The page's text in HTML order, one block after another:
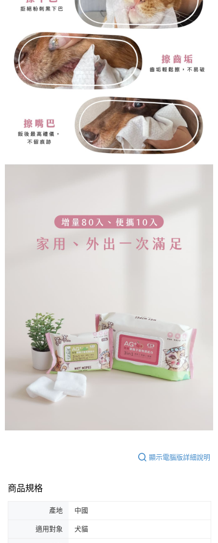
顯示電腦版詳細說明
商品規格
產地 中國
適用對象 犬貓